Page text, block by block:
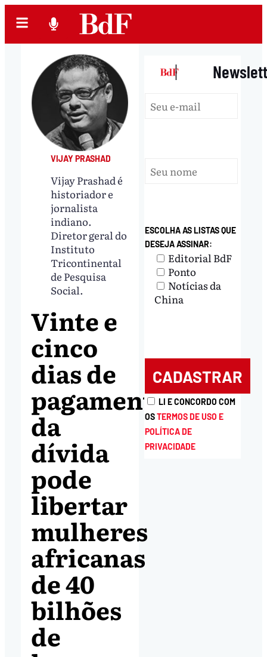
VIJAY PRASHAD
Vijay Prashad é
historiador e
jornalista
indiano.
Diretor geral do
Instituto
Tricontinental
de Pesquisa
Social.
Vinte e
cinco
dias de
pagamento
da
dívida
pode
libertar
mulheres
africanas
de 40
bilhões
de
|
ESCOLHA AS LISTAS QUE
DESEJA ASSINAR:
Editorial BdF
Ponto
Notícias da
China
LI E CONCORDO COM
OSTERMOS DE USO E
POLÍTICA DE
PRIVACIDADE